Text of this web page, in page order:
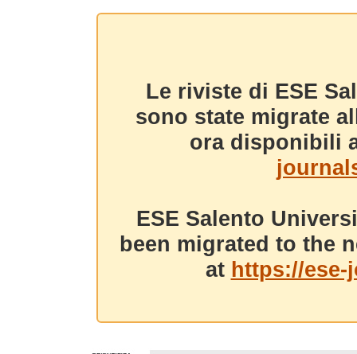
Le riviste di ESE
sono state migrate
ora disponibili
ESE Salento
been migrated to the
at https://